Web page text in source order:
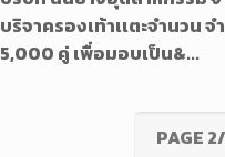
บริจาครองเท้าเเตะจำนวน จ
5,000 คู่ เพื่อมอบเป็น&...
PAGE